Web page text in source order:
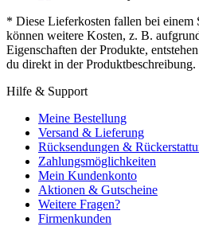
* Diese Lieferkosten fallen bei einem
können weitere Kosten, z. B.
Eigenschaften der Produkte,
du direkt in der Produktbeschreibung.
Hilfe & Support
Meine Bestellung
Versand & Lieferung
Rücksendungen &
Zahlungsmöglichkeiten
Mein Kundenkonto
Aktionen & Gutscheine
Weitere Fragen?
Firmenkunden